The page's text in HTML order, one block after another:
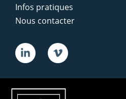
Infos pratiques
Nous contacter